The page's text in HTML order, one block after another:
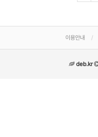
이용안내
deb.kr